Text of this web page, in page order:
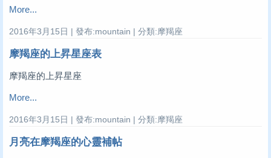
More...
2016年3月15日 | 發布:mountain | 分類:摩羯座
摩羯座的上昇星座表
摩羯座的上昇星座
More...
2016年3月15日 | 發布:mountain | 分類:摩羯座
月亮在摩羯座的心靈補帖